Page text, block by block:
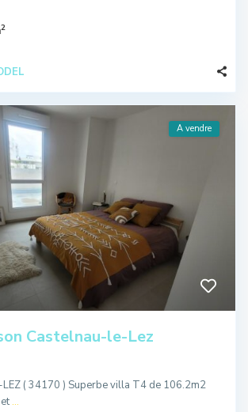
2
A vendre
Castelnau-le-Lez
LEZ ( 34170 ) Superbe villa T4 de 106.2m2
...